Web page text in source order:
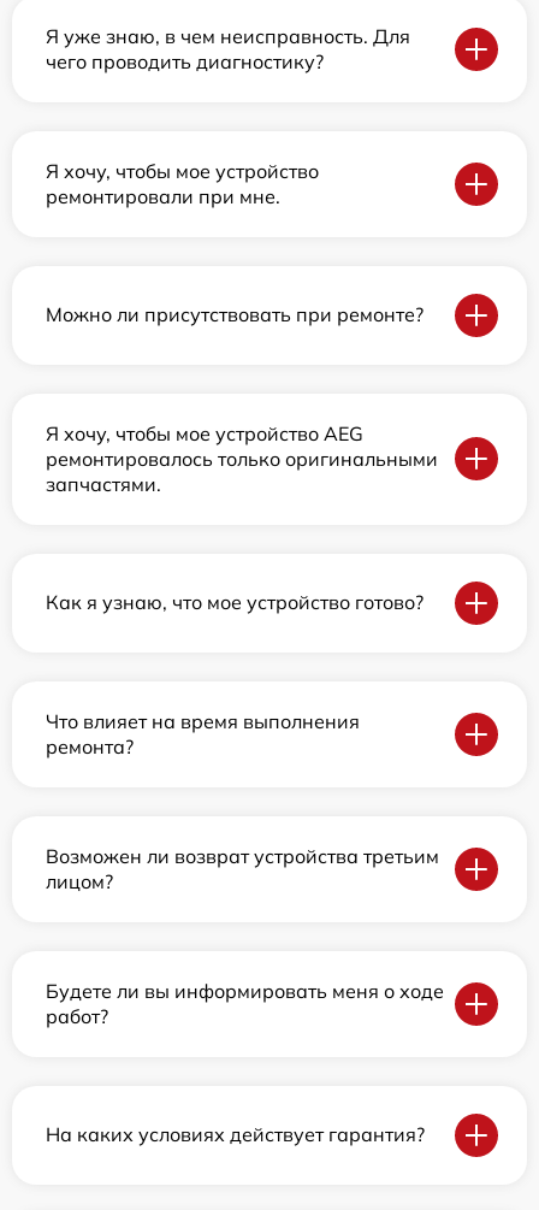
Я уже знаю, в чем неисправность. Для
чего проводить диагностику?
Я хочу, чтобы мое устройство
ремонтировали при мне.
Можно ли присутствовать при ремонте?
Я хочу, чтобы мое устройство AEG
ремонтировалось только оригинальными
запчастями.
Как я узнаю, что мое устройство готово?
Что влияет на время выполнения
ремонта?
Возможен ли возврат устройства третьим
лицом?
Будете ли вы информировать меня о ходе
работ?
На каких условиях действует гарантия?